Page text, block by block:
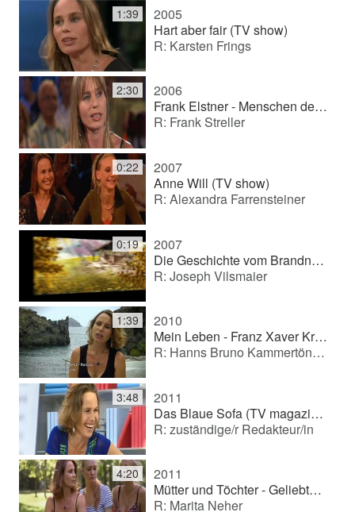
1:39
2005
Hart aber fair (TV show)
R: Karsten Frings
2:30
2006
Frank Elstner - Menschen der Woche (TV show)
R: Frank Streller
0:22
2007
Anne Will (TV show)
R: Alexandra Farrensteiner
0:19
2007
Die Geschichte vom Brandner Kaspar (Cinema film)
R: Joseph Vilsmaier
1:39
2010
Mein Leben - Franz Xaver Kroetz (Documentary series)
R: Hanns Bruno Kammertöns, Irene Höfer
3:48
2011
Das Blaue Sofa (TV magazine)
R: zuständige/r Redakteur/in
4:20
2011
Mütter und Töchter - Geliebte Feindinnen? (Documentary)
R: Marita Neher